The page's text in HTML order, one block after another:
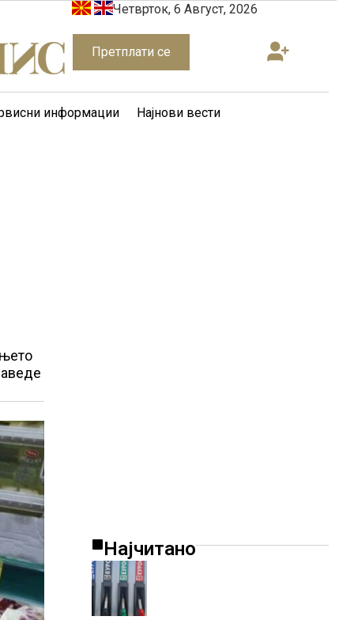
Четврток, 6 Август, 2026
Претплати се
информации Најнови вести
Најчитано